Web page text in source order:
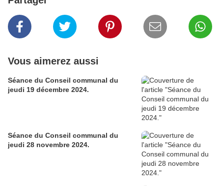
Vous aimerez aussi
Séance du Conseil communal du
jeudi 19 décembre 2024.
Séance du Conseil communal du
jeudi 28 novembre 2024.